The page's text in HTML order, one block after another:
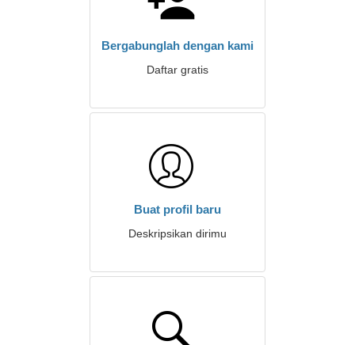
Bergabunglah dengan kami
Daftar gratis
Buat profil baru
Deskripsikan dirimu